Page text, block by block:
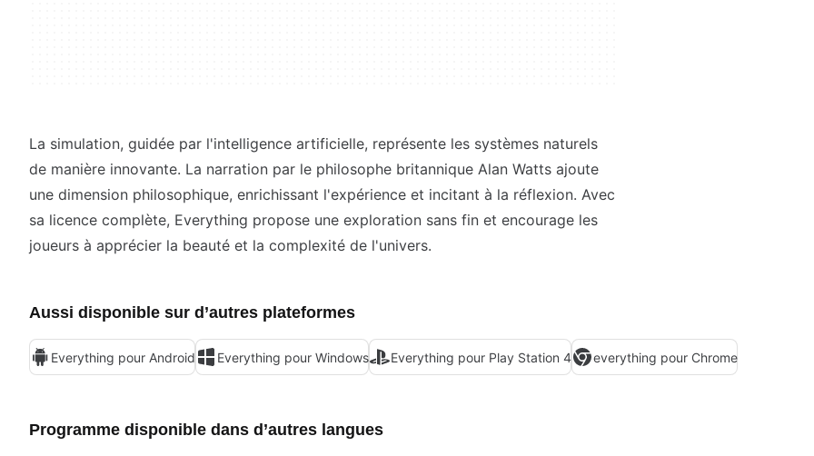
La simulation, guidée par l'intelligence artificielle, représente les systèmes naturels
de manière innovante. La narration par le philosophe britannique Alan Watts ajoute
une dimension philosophique, enrichissant l'expérience et incitant à la réflexion. Avec
sa licence complète, Everything propose une exploration sans fin et encourage les
joueurs à apprécier la beauté et la complexité de l'univers.
Aussi disponible sur d’autres plateformes
Everything pour Android Everything pour Windows Everything pour Play Station 4 everything pour Chrome
Programme disponible dans d’autres langues